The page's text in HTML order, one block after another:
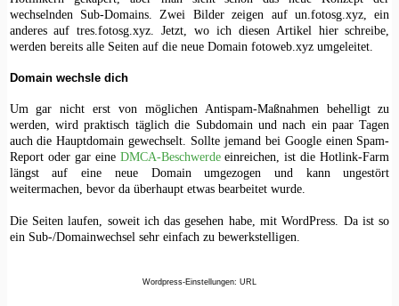
wechselnden Sub-Domains. Zwei Bilder zeigen auf un.fotosg.xyz, ein
anderes auf tres.fotosg.xyz. Jetzt, wo ich diesen Artikel hier schreibe,
werden bereits alle Seiten auf die neue Domain fotoweb.xyz umgeleitet.
Domain wechsle dich
Um gar nicht erst von möglichen Antispam-Maßnahmen behelligt zu
werden, wird praktisch täglich die Subdomain und nach ein paar Tagen
auch die Hauptdomain gewechselt. Sollte jemand bei Google einen Spam-
Report oder gar eine DMCA-Beschwerdeeinreichen, ist die Hotlink-Farm
längst auf eine neue Domain umgezogen und kann ungestört
weitermachen, bevor da überhaupt etwas bearbeitet wurde.
Die Seiten laufen, soweit ich das gesehen habe, mit WordPress. Da ist so
ein Sub-/Domainwechsel sehr einfach zu bewerkstelligen.
Wordpress-Einstellungen: URL